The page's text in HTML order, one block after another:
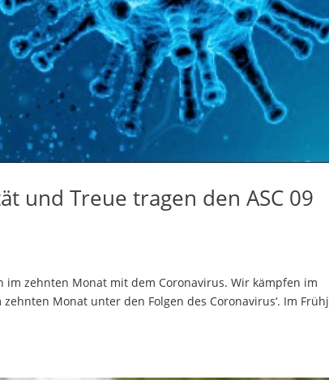
und Treue tragen den ASC 09
zehnten Monat mit dem Coronavirus. Wir kämpfen im
Monat unter den Folgen des Coronavirus‘. Im